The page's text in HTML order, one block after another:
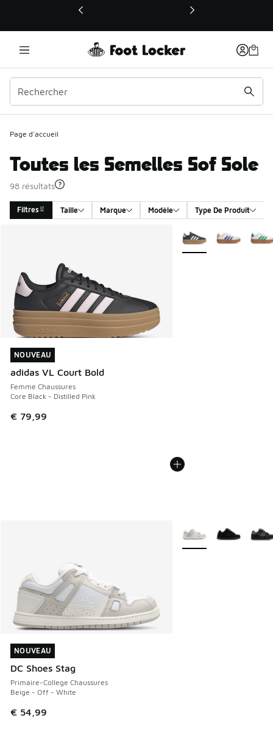
Ce lien ouvrira une nouvelle fenêtre
Page d'accueil
Toutes les Semelles Sof Sole
98 résultats
Filtres Taille Marque Modèle Type De Produit
NOUVEAU
adidas VL Court Bold
Femme Chaussures
Core Black - Distilled Pink
€ 79,99
NOUVEAU
Plus de couleurs
NOUVEAU
DC Shoes Stag
Primaire-College Chaussures
Beige - Off - White
€ 54,99
NOUVEAU
Plus de couleurs